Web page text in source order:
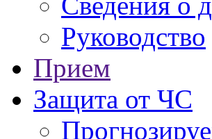
Руководство
Прием
Защита от ЧС